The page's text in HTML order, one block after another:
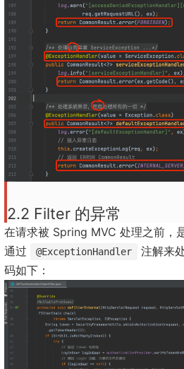
e
w
w
i
n
d
o
w
)
2.2 Filter 的异常
在请求被 Spring MVC 处理之前，
通过
@ExceptionHandler 注解来
码如下：